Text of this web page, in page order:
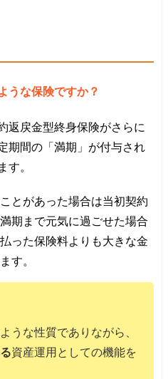
うな保険ですか？
返戻金型終身保険がさらに
期間の「満期」が付与され
す。
とがあった場合は当初契約
期まで元気に過ごせた場合
った保険料よりも大きな金
す。
うな性質でありながら、
資産運用としての機能を